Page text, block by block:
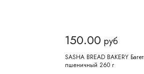
150.00 руб
SASHA BREAD BAKERY Багет
пшеничный 260 г